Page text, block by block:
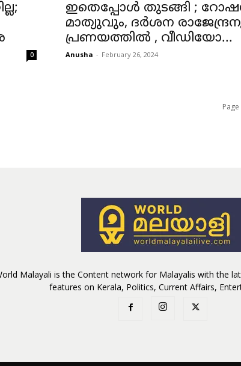
0
ഇതെപ്പോള്‍ തുടങ്ങി ;
മാത്യുവും, ദര്‍ശന
പ്രണയത്തില്‍ , വീഡിയോ...
Anusha - February 26, 2024
Malayali is the Content network for Malayalis with the
features on Kerala, Politics, Current Affairs,